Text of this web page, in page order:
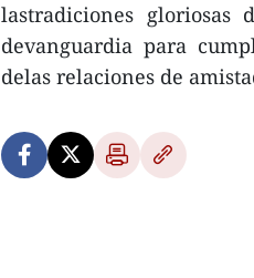
lastradiciones
devanguardia para
delas relaciones de